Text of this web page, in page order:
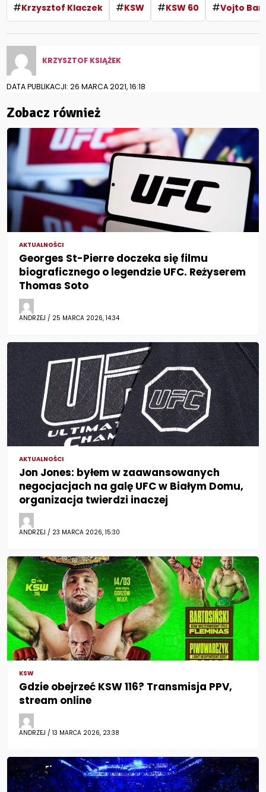
#Krzysztof Klaczek #KSW #KSW 60 #Vojto
KRZYSZTOF KSIĄŻEK
DATA PUBLIKACJI: 26 MARCA 2021, 16:18
Zobacz również
AKTUALNOŚCI
Georges St-Pierre doczeka się filmu
biograficznego o legendzie UFC. Reżyserem
Thomas Soto
ANDRZEJ / 25 MARCA 2026, 14:34
AKTUALNOŚCI
Jon Jones: byłem w zaawansowanych
negocjacjach na galę UFC w Białym Domu,
organizacja twierdzi inaczej
ANDRZEJ / 23 MARCA 2026, 15:30
KSW
Gdzie obejrzeć KSW 116? Transmisja PPV,
stream online
ANDRZEJ / 13 MARCA 2026, 23:38